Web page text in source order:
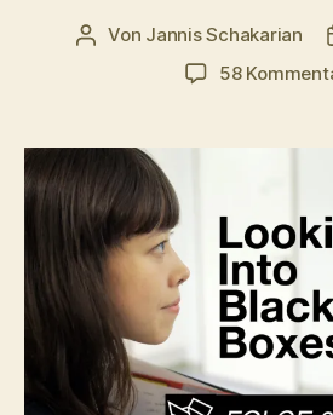
Beitragsautor
Von Jannis Schakarian
58